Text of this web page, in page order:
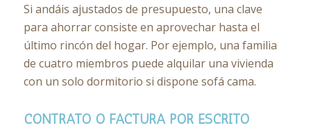
Si andáis ajustados de presupuesto, una clave
para ahorrar consiste en aprovechar hasta el
último rincón del hogar. Por ejemplo, una familia
de cuatro miembros puede alquilar una vivienda
con un solo dormitorio si dispone sofá cama.
CONTRATO O FACTURA POR ESCRITO